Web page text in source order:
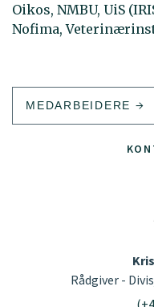
Oikos, NMBU, UiS
Nofima,
MEDARBEIDERE
Rådgiver -